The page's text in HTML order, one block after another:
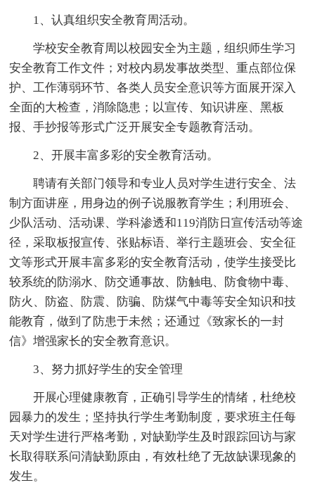
1、认真组织安全教育周活动。
学校安全教育周以校园安全为主题，组织师生学习
安全教育工作文件；对校内易发事故类型、重点部位保
护、工作薄弱环节、各类人员安全意识等方面展开深入
全面的大检查，消除隐患；以宣传、知识讲座、黑板
报、手抄报等形式广泛开展安全专题教育活动。
2、开展丰富多彩的安全教育活动。
聘请有关部门领导和专业人员对学生进行安全、法
制方面讲座，用身边的例子说服教育学生；利用班会、
少队活动、活动课、学科渗透和119消防日宣传活动等途
径，采取板报宣传、张贴标语、举行主题班会、安全征
文等形式开展丰富多彩的安全教育活动，使学生接受比
较系统的防溺水、防交通事故、防触电、防食物中毒、
防火、防盗、防震、防骗、防煤气中毒等安全知识和技
能教育，做到了防患于未然；还通过《致家长的一封
信》增强家长的安全教育意识。
3、努力抓好学生的安全管理
开展心理健康教育，正确引导学生的情绪，杜绝校
园暴力的发生；坚持执行学生考勤制度，要求班主任每
天对学生进行严格考勤，对缺勤学生及时跟踪回访与家
长取得联系问清缺勤原由，有效杜绝了无故缺课现象的
发生。